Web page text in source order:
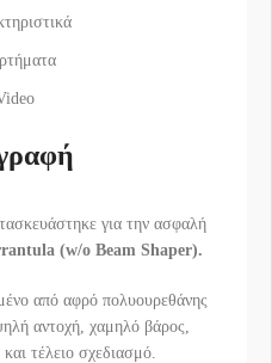
για την ασφαλή
(w/o Beam Shaper).
από αφρό πολυουρεθάνης
αντοχή, χαμηλό βάρος,
τέλειο σχεδιασμό.